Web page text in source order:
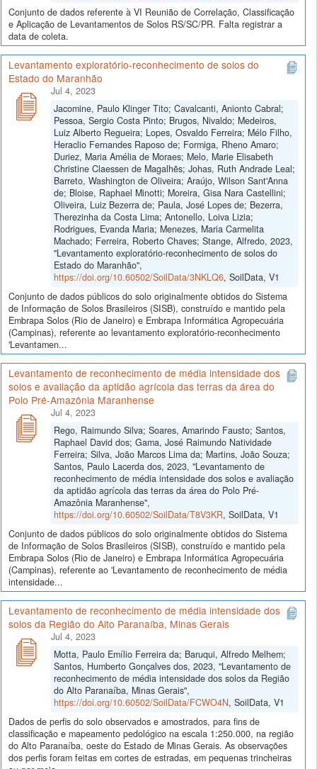
Conjunto de dados referente à VI Reunião de Correlação, Classificação
e Aplicação de Levantamentos de Solos RS/SC/PR. Falta registrar a
data de coleta.
Levantamento exploratório-reconhecimento de solos do
Estado do Maranhão
Jul 4, 2023
Jacomine, Paulo Klinger Tito; Cavalcanti, Anionto Cabral;
Pessoa, Sergio Costa Pinto; Brugos, Nivaldo; Medeiros,
Luiz Alberto Regueira; Lopes, Osvaldo Ferreira; Mélo Filho,
Heraclio Fernandes Raposo de; Formiga, Rheno Amaro;
Duriez, Maria Amélia de Moraes; Melo, Marie Elisabeth
Christine Claessen de Magalhẽs; Johas, Ruth Andrade Leal;
Barreto, Washington de Oliveira; Araújo, Wilson Sant'Anna
de; Bloise, Raphael Minotti; Moreira, Gisa Nara Castellini;
Oliveira, Luiz Bezerra de; Paula, José Lopes de; Bezerra,
Therezinha da Costa Lima; Antonello, Loiva Lizia;
Rodrigues, Evanda Maria; Menezes, Maria Carmelita
Machado; Ferreira, Roberto Chaves; Stange, Alfredo, 2023,
"Levantamento exploratório-reconhecimento de solos do
Estado do Maranhão",
https://doi.org/10.60502/SoilData/3NKLQ6, SoilData, V1
Conjunto de dados públicos do solo originalmente obtidos do Sistema
de Informação de Solos Brasileiros (SISB), construído e mantido pela
Embrapa Solos (Rio de Janeiro) e Embrapa Informática Agropecuária
(Campinas), referente ao levantamento exploratório-reconhecimento
'Levantamen...
Levantamento de reconhecimento de média intensidade dos
solos e avaliação da aptidão agrícola das terras da área do
Polo Pré-Amazônia Maranhense
Jul 4, 2023
Rego, Raimundo Silva; Soares, Amarindo Fausto; Santos,
Raphael David dos; Gama, José Raimundo Natividade
Ferreira; Silva, João Marcos Lima da; Martins, João Souza;
Santos, Paulo Lacerda dos, 2023, "Levantamento de
reconhecimento de média intensidade dos solos e avaliação
da aptidão agrícola das terras da área do Polo Pré-
Amazônia Maranhense",
https://doi.org/10.60502/SoilData/T8V3KR, SoilData, V1
Conjunto de dados públicos do solo originalmente obtidos do Sistema
de Informação de Solos Brasileiros (SISB), construído e mantido pela
Embrapa Solos (Rio de Janeiro) e Embrapa Informática Agropecuária
(Campinas), referente ao 'Levantamento de reconhecimento de média
intensidade...
Levantamento de reconhecimento de média intensidade dos
solos da Região do Alto Paranaíba, Minas Gerais
Jul 4, 2023
Motta, Paulo Emílio Ferreira da; Baruqui, Alfredo Melhem;
Santos, Humberto Gonçalves dos, 2023, "Levantamento de
reconhecimento de média intensidade dos solos da Região
do Alto Paranaíba, Minas Gerais",
https://doi.org/10.60502/SoilData/FCWO4N, SoilData, V1
Dados de perfis do solo observados e amostrados, para fins de
classificação e mapeamento pedológico na escala 1:250.000, na região
do Alto Paranaíba, oeste do Estado de Minas Gerais. As observações
dos perfis foram feitas em cortes de estradas, em pequenas trincheiras